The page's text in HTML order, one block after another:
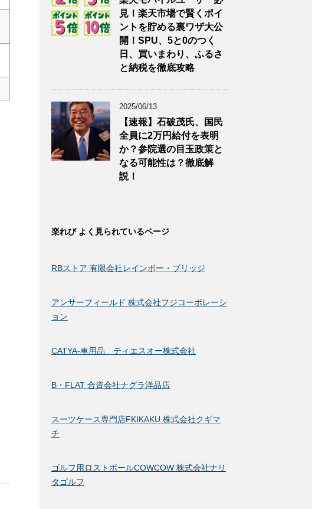
見！楽天市場で賢くポイ
ントを貯める裏ワザ大公
開！SPU、5と0のつく
日、買いまわり、ふるさ
と納税を徹底攻略
2025/06/13
【速報】石破茂氏、国民
全員に2万円給付を表明
か？参院選の目玉政策と
なる可能性は？徹底解
説！
楽れび よく見られているページ
RBストア 有限会社レインボー・ブリッジ
アンサーフィールド 株式会社フジコーポレーシ
ョン
CATYA-車用品 ティエスオー株式会社
B・FLAT 合資会社ナグラ洋品店
スーツケース専門店FKIKAKU 株式会社クギマ
チ
ゴルフ用ロストボールCOWCOW 株式会社ナリ
タゴルフ